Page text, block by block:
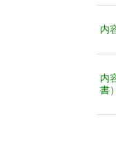
内
内
書